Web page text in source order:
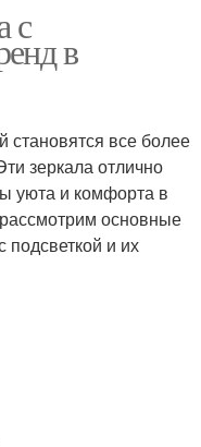
с
в
становятся все более
зеркала отлично
уюта и комфорта в
основные
подсветкой и их